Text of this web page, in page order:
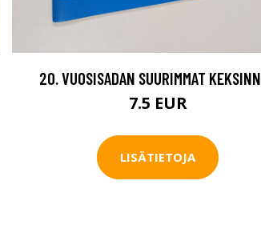
20. VUOSISADAN SUURIMMAT
7.5 EUR
LISÄTIETOJA